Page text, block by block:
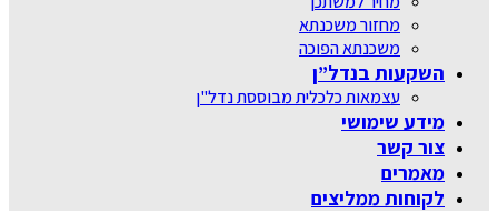
מחזור משכנתא
משכנתא הפוכה
השקעות בנדל”ן
עצמאות כלכלית מבוססת נדל"ן
מידע שימושי
צור קשר
מאמרים
לקוחות ממליצים